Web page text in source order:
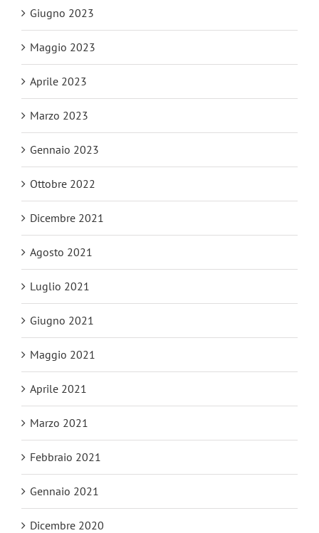
Giugno 2023
Maggio 2023
Aprile 2023
Marzo 2023
Gennaio 2023
Ottobre 2022
Dicembre 2021
Agosto 2021
Luglio 2021
Giugno 2021
Maggio 2021
Aprile 2021
Marzo 2021
Febbraio 2021
Gennaio 2021
Dicembre 2020